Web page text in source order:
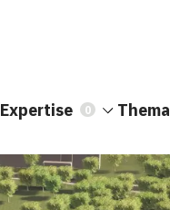
Expertise 0 Thema